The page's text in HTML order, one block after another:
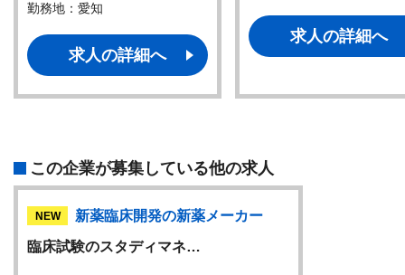
勤務地：愛知
求人の詳細へ
求人の詳細へ
この企業が募集している他の求人
NEW
新薬臨床開発の新薬メーカー
臨床試験のスタディマネ…